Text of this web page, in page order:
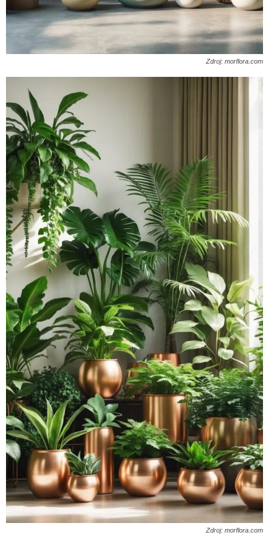
Zdroj: morflora.com
Zdroj: morflora.com